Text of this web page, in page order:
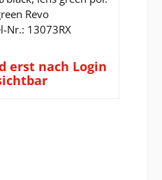
Revo
Nr.: 13073RX
erst nach Login